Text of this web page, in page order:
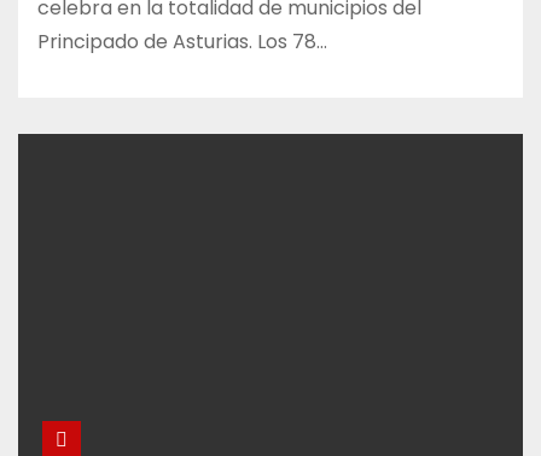
celebra en la totalidad de municipios del
Principado de Asturias. Los 78…